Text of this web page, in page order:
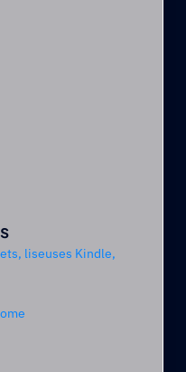
liseuses Kindle,